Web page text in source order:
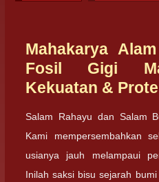
Mahakarya
Fosil Gigi
Kekuatan &
Salam Rahayu dan Salam
Kami mempersembahkan
usianya jauh melampaui
Inilah saksi bisu sejarah